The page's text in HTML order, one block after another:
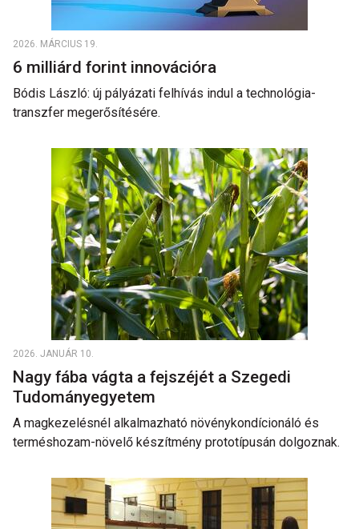
2026. MÁRCIUS 19.
6 milliárd forint innovációra
Bódis László: új pályázati felhívás indul a technológia-
transzfer megerősítésére.
2026. JANUÁR 10.
Nagy fába vágta a fejszéjét a Szegedi
Tudományegyetem
A magkezelésnél alkalmazható növénykondícionáló és
terméshozam-növelő készítmény prototípusán dolgoznak.